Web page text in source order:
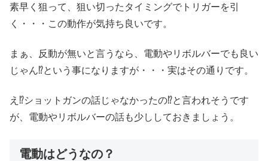
素早く狙って、狙い切ったタイミングでトリガーを引
く・・・この動作が気持ち良いです。
まぁ、反動が無いと言うなら、電動やリボルバーでも良い
じゃん⁉︎という事になりますが・・・実はその通りです。
え⁉︎ショットガンの話じゃなかったの⁉︎と言われそうです
が、電動やリボルバーの話も少ししておきましょう。
電動はどうなの？